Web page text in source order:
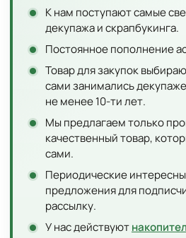
К нам поступают самые
декупажа и скрапбукинга.
Постоянное пополнение
Товар для закупок
сами занимались
не менее 10-ти лет.
Мы предлагаем только
качественный товар,
сами.
Периодические
предложения для
рассылку.
У нас действуют